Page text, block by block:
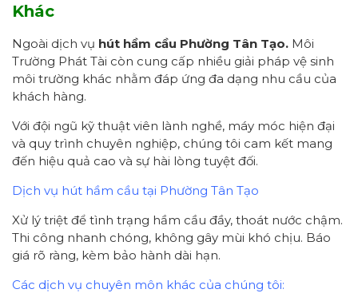
Khác
Ngoài dịch vụ hút hầm cầu Phường Tân Tạo. Môi
Trường Phát Tài còn cung cấp nhiều giải pháp vệ sinh
môi trường khác nhằm đáp ứng đa dạng nhu cầu của
khách hàng.
Với đội ngũ kỹ thuật viên lành nghề, máy móc hiện đại
và quy trình chuyên nghiệp, chúng tôi cam kết mang
đến hiệu quả cao và sự hài lòng tuyệt đối.
Dịch vụ hút hầm cầu tại Phường Tân Tạo
Xử lý triệt để tình trạng hầm cầu đầy, thoát nước chậm.
Thi công nhanh chóng, không gây mùi khó chịu. Báo
giá rõ ràng, kèm bảo hành dài hạn.
Các dịch vụ chuyên môn khác của chúng tôi: